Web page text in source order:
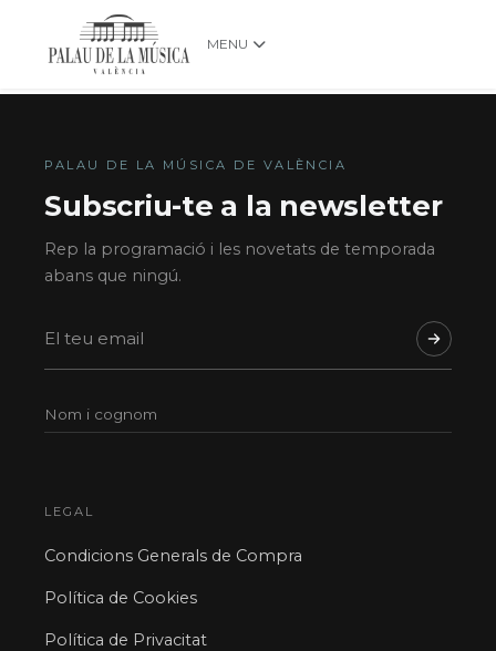
MENU
PALAU DE LA MÚSICA DE VALÈNCIA
Subscriu-te a la newsletter
Rep la programació i les novetats de temporada
abans que ningú.
LEGAL
Condicions Generals de Compra
Política de Cookies
Política de Privacitat